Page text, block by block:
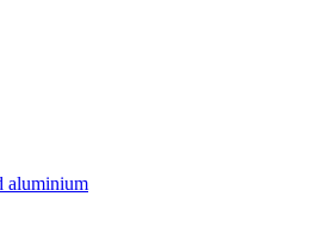
aluminium